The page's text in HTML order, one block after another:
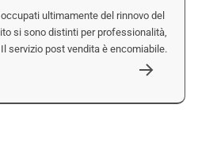
ultimamente del rinnovo del
si sono distinti per professionalità,
servizio post vendita è encomiabile.